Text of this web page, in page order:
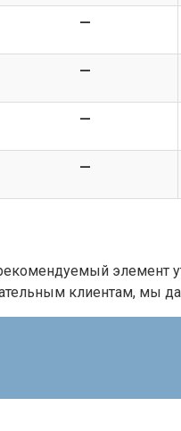
—
—
—
—
элемент
клиентам, мы